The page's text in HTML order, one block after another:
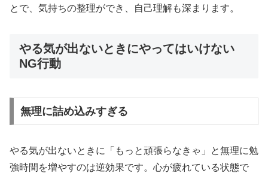
とで、気持ちの整理ができ、自己理解も深まります。
やる気が出ないときにやってはいけない
NG行動
無理に詰め込みすぎる
やる気が出ないときに「もっと頑張らなきゃ」と無理に勉
強時間を増やすのは逆効果です。心が疲れている状態で